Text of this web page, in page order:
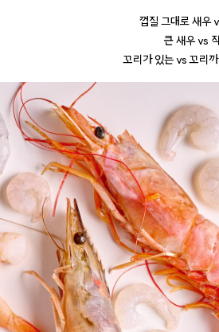
껍질 그대로 새우
큰 새우 vs
꼬리가 있는 vs 꼬리